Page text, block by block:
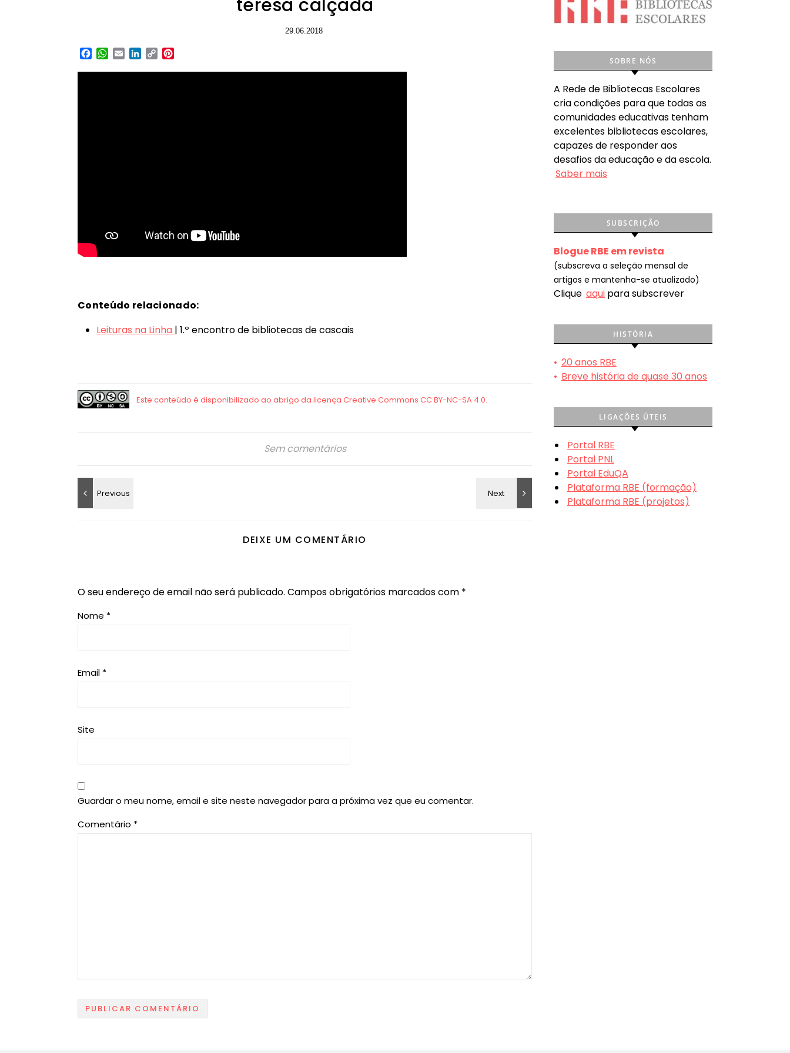
teresa calçada
29.06.2018
Facebook
WhatsApp
EmailLinkedIn
Copy
Conteúdo relacionado:
Leituras na Linha | 1.º encontro de bibliotecas de cascais
Sem comentários
DEIXE UM COMENTÁRIO
O seu endereço de email não será publicado. Campos obrigatórios marcados com *
Nome *
Email *
Site
Guardar o meu nome, email e site neste navegador para a próxima vez que eu comentar.
Comentário *
SOBRE NÓS
A Rede de Bibliotecas Escolares
cria condições para que todas as
comunidades educativas tenham
excelentes bibliotecas escolares,
capazes de responder aos
desafios da educação e da escola.
Saber mais
SUBSCRIÇÃO
Blogue RBE em revista
(subscreva a seleção mensal de
artigos e mantenha-se atualizado)
Clique aqui para subscrever
HISTÓRIA
• 20 anos RBE
• Breve história de quase 30 anos
LIGAÇÕES ÚTEIS
Portal RBE
Portal PNL
Portal EduQA
Plataforma RBE (formação)
Plataforma RBE (projetos)